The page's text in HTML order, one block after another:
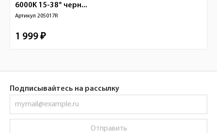
6000K 15-38° черн...
Артикул 205017R
1 999 ₽
Подписывайтесь на рассылку
Отправить